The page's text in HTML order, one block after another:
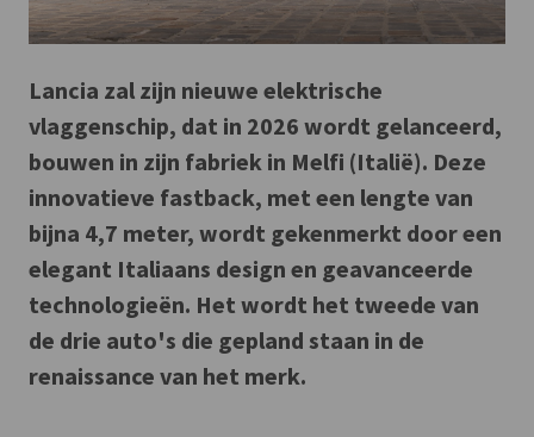
Lancia zal zijn nieuwe elektrische
vlaggenschip, dat in 2026 wordt gelanceerd,
bouwen in zijn fabriek in Melfi (Italië). Deze
innovatieve fastback, met een lengte van
bijna 4,7 meter, wordt gekenmerkt door een
elegant Italiaans design en geavanceerde
technologieën. Het wordt het tweede van
de drie auto's die gepland staan in de
renaissance van het merk.